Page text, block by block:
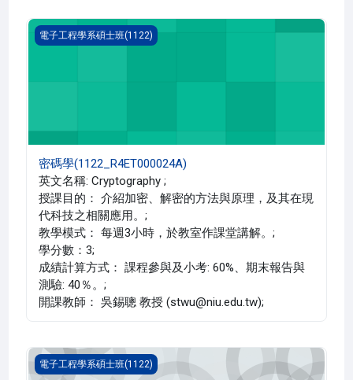
密碼學(1122_R4ET000024A)
電子工程學系碩士班(1122)
密碼學(1122_R4ET000024A)
英文名稱: Cryptography ;
授課目的： 介紹加密、解密的方法與原理，及其在現
代科技之相關應用。;
教學模式： 每週3小時，於教室作課堂講解。;
學分數：3;
成績計算方式： 課程參與及小考: 60%、期末報告與
測驗: 40％。;
開課教師： 吳錫聰 教授 (stwu@niu.edu.tw);
射頻積體電路設計(1122_R4ET000021A)
電子工程學系碩士班(1122)